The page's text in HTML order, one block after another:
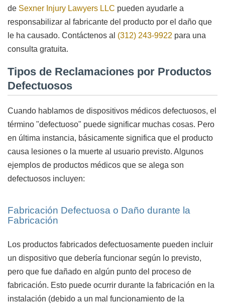
de Sexner Injury Lawyers LLC pueden ayudarle a
responsabilizar al fabricante del producto por el daño que
le ha causado. Contáctenos al (312) 243-9922 para una
consulta gratuita.
Tipos de Reclamaciones por Productos
Defectuosos
Cuando hablamos de dispositivos médicos defectuosos, el
término "defectuoso" puede significar muchas cosas. Pero
en última instancia, básicamente significa que el producto
causa lesiones o la muerte al usuario previsto. Algunos
ejemplos de productos médicos que se alega son
defectuosos incluyen:
Fabricación Defectuosa o Daño durante la
Fabricación
Los productos fabricados defectuosamente pueden incluir
un dispositivo que debería funcionar según lo previsto,
pero que fue dañado en algún punto del proceso de
fabricación. Esto puede ocurrir durante la fabricación en la
instalación (debido a un mal funcionamiento de la